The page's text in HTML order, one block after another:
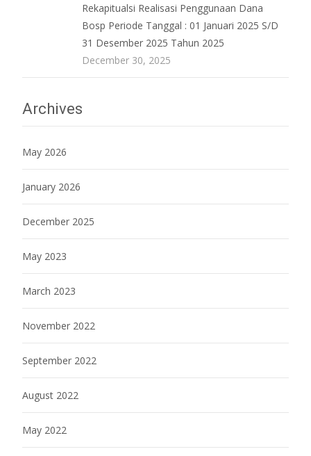
Rekapitualsi Realisasi Penggunaan Dana
Bosp Periode Tanggal : 01 Januari 2025 S/D
31 Desember 2025 Tahun 2025
December 30, 2025
Archives
May 2026
January 2026
December 2025
May 2023
March 2023
November 2022
September 2022
August 2022
May 2022